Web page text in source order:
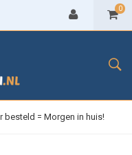
0
besteld = Morgen in huis!